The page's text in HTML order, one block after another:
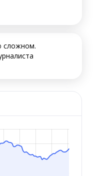
сложном.